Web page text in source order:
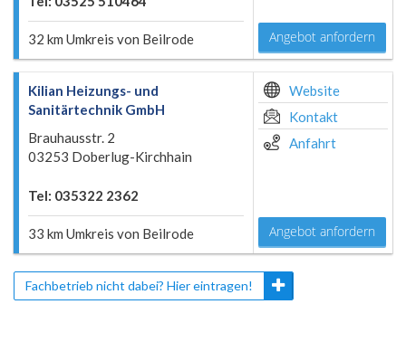
32 km Umkreis von Beilrode Angebot anfordern
Kilian Heizungs- und
Sanitärtechnik GmbH
Brauhausstr. 2
03253 Doberlug-Kirchhain
Tel: 035322 2362
33 km Umkreis von Beilrode
Website
Kontakt
Anfahrt
Angebot anfordern
Fachbetrieb nicht dabei? Hier eintragen!